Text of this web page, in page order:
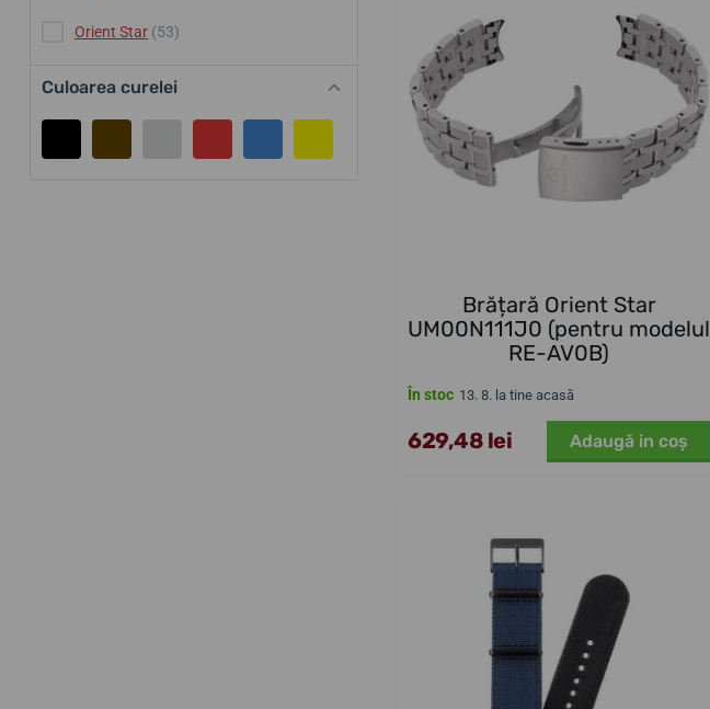
Orient Star (53)
Culoarea curelei
Brățară Orient Star
UM00N111J0 (pentru modelul
RE-AV0B)
În stoc 13. 8. la tine acasă
629,48 lei Adaugă in coş